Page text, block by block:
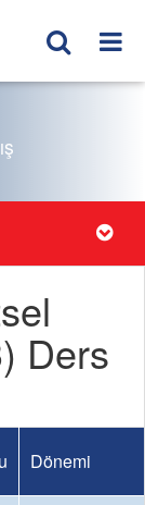
Ders
Dönemi